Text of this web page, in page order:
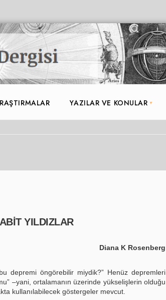
YAZILAR VE KONULAR
YILDIZLAR
Diana K Rosenberg
depremi öngörebilir miydik?” Henüz depremleri
–yani, ortalamanın üzerinde yükselişlerin olduğu
kullanılabilecek göstergeler mevcut.